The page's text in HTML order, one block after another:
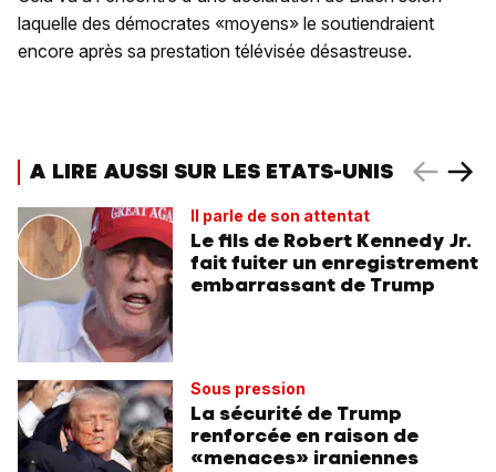
laquelle des démocrates «moyens» le soutiendraient
encore après sa prestation télévisée désastreuse.
A LIRE AUSSI SUR LES ETATS-UNIS
Il parle de son attentat
Le fils de Robert Kennedy Jr.
fait fuiter un enregistrement
embarrassant de Trump
Sous pression
La sécurité de Trump
renforcée en raison de
«menaces» iraniennes